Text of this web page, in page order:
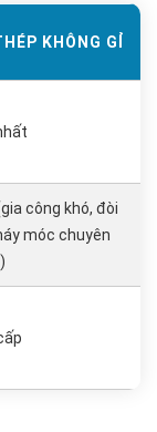
KHÔNG GỈ
công khó, đòi
móc chuyên